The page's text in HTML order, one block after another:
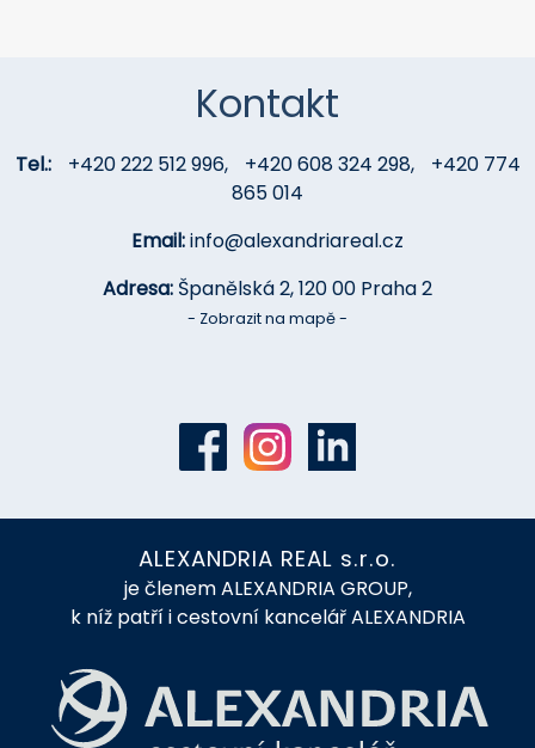
Kontakt
Tel.: +420 222 512 996, +420 608 324 298,
+420 774
865 014
Email:info@alexandriareal.cz
Adresa: Španělská 2, 120 00 Praha 2
- Zobrazit na mapě -
ALEXANDRIA REAL s.r.o.
je členem ALEXANDRIA GROUP,
k níž patří i cestovní kancelář ALEXANDRIA